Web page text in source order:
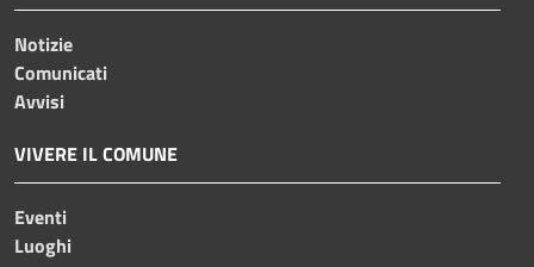
Notizie
Comunicati
Avvisi
VIVERE IL COMUNE
Eventi
Luoghi